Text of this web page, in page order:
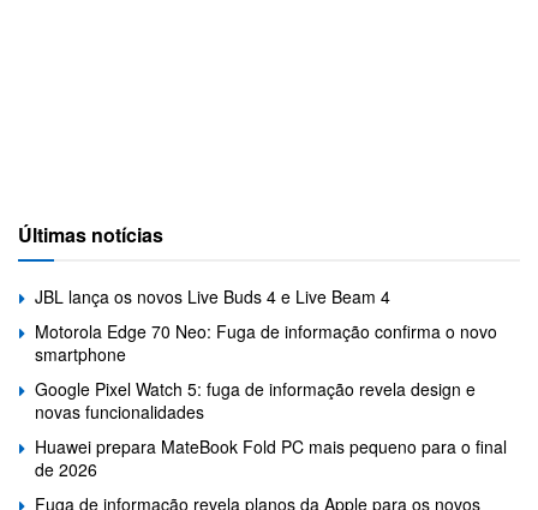
Últimas notícias
JBL lança os novos Live Buds 4 e Live Beam 4
Motorola Edge 70 Neo: Fuga de informação confirma o novo
smartphone
Google Pixel Watch 5: fuga de informação revela design e
novas funcionalidades
Huawei prepara MateBook Fold PC mais pequeno para o final
de 2026
Fuga de informação revela planos da Apple para os novos